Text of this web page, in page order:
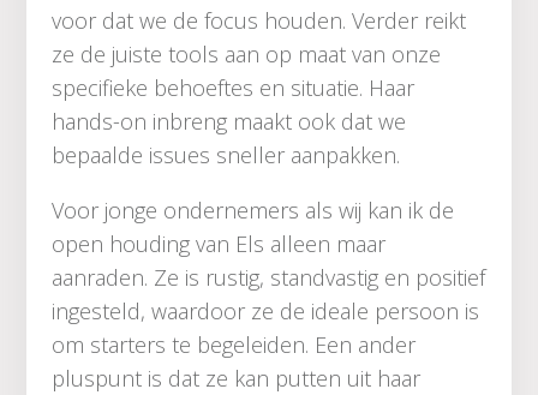
voor dat we de focus houden. Verder reikt
ze de juiste tools aan op maat van onze
specifieke behoeftes en situatie. Haar
hands-on inbreng maakt ook dat we
bepaalde issues sneller aanpakken.
Voor jonge ondernemers als wij kan ik de
open houding van Els alleen maar
aanraden. Ze is rustig, standvastig en positief
ingesteld, waardoor ze de ideale persoon is
om starters te begeleiden. Een ander
pluspunt is dat ze kan putten uit haar